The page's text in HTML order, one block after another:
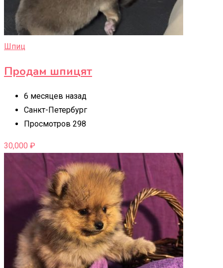
Шпиц
Продам шпицят
6 месяцев назад
Санкт-Петербург
Просмотров 298
30,000 ₽